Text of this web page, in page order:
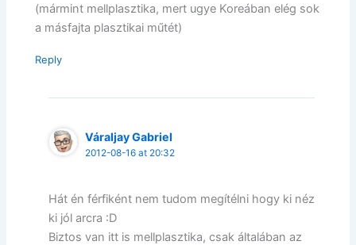
(mármint mellplasztika, mert ugye Koreában elég sok
a másfajta plasztikai műtét)
Reply
Váraljay Gabriel
2012-08-16 at 20:32
Hát én férfiként nem tudom megítélni hogy ki néz
ki jól arcra :D
Biztos van itt is mellplasztika, csak általában az